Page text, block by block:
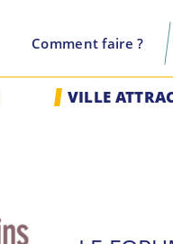
Comment faire ?
VILLE